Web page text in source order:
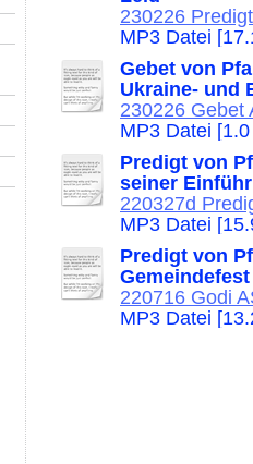
230226
MP3 Datei
Gebet von
Ukraine- und
230226 Gebet
MP3 Datei
Predigt von
seiner
220327d
MP3 Datei
Predigt von
220716 Godi
MP3 Datei